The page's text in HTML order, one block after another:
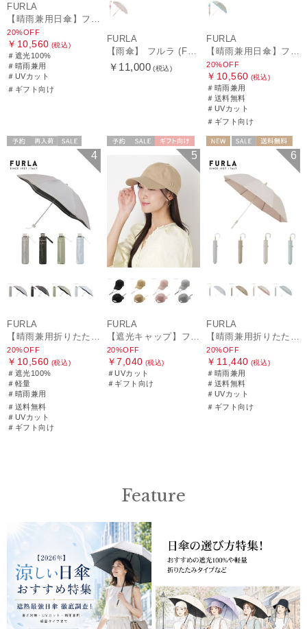
FURLA
20%OFF
￥10,560 (税込)
＃遮光100%
＃晴雨兼用
＃UVカット
＃ギフト向け
FURLA
￥11,000 (税込)
FURLA
20%OFF
￥10,560 (税込)
＃晴雨兼用
＃送料無料
＃UVカット
＃ギフト向け
セール
送料無料
WOMEN
4
FURLA
【晴雨兼用折りたたみ日傘】フルラ (FURLA) ジッパー刺繍 遮光100 UV100 軽量
20%OFF
￥10,560 (税込)
＃遮光100%
＃軽量
＃晴雨兼用
＃送料無料
＃UVカット
＃ギフト向け
ギフト向け5
FURLA
【遮光キャップ】フルラ (FURLA) アーチロゴ キャップ 遮光UV帽子
20%OFF
￥7,040 (税込)
＃UVカット
＃ギフト向け
送料無料
ギフト向け
6
FURLA
【晴雨兼用折りたたみ日傘】フルラ (FURLA) パールリボンジャガード 遮光99.99 遮熱 UV99.99
20%OFF
￥11,440 (税込)
＃晴雨兼用
＃送料無料
＃UVカット
＃ギフト向け
Feature